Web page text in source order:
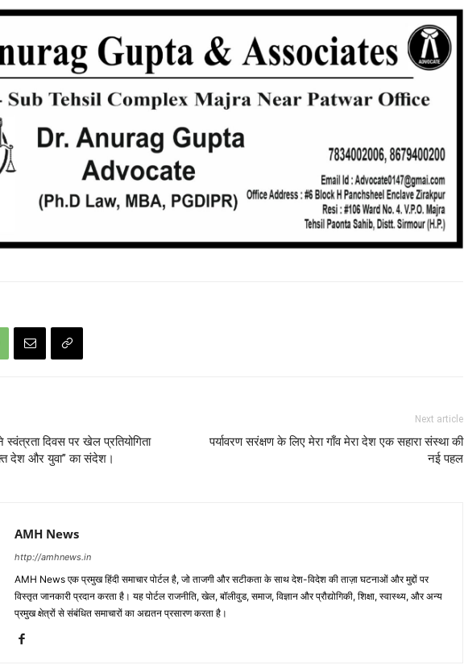
दिवस पर खेल प्रतियोगिता
देश और युवा” का संदेश।
Next article
पर्यावरण सरंक्षण के लिए मेरा गाँव मेरा देश एक सहारा संस्था की
नई पहल
AMH News
http://amhnews.in
AMH News एक प्रमुख हिंदी समाचार पोर्टल है, जो ताजगी और सटीकता के साथ देश-विदेश की ताज़ा घटनाओं और मुद्दों पर
विस्तृत जानकारी प्रदान करता है। यह पोर्टल राजनीति, खेल, बॉलीवुड, समाज, विज्ञान और प्रौद्योगिकी, शिक्षा, स्वास्थ्य, और अन्य
प्रमुख क्षेत्रों से संबंधित समाचारों का अद्यतन प्रसारण करता है।